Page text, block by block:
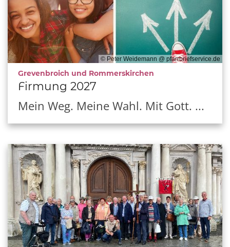
© Peter Weidemann @ pfarrbriefservice.de
Grevenbroich und Rommerskirchen
Firmung 2027
Mein Weg. Meine Wahl. Mit Gott. ...